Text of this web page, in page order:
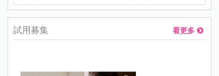
試用募集 看更多